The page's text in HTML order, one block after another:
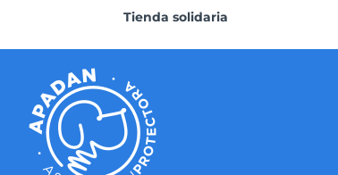
Tienda solidaria